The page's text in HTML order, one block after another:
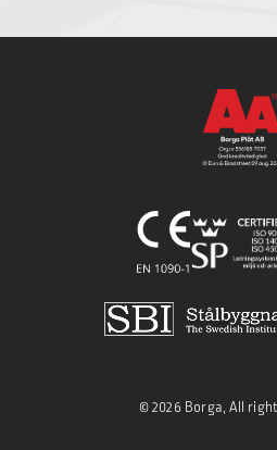
© 2026 Borga, All